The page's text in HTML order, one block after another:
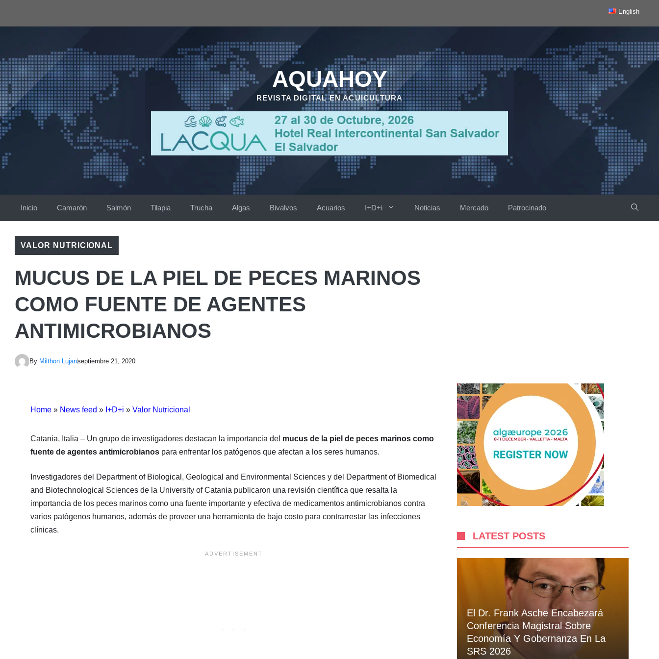
English
AQUAHOY
REVISTA DIGITAL EN ACUICULTURA
Inicio Camarón Salmón Tilapia Trucha Algas Bivalvos Acuarios I+D+i Noticias Mercado Patrocinado
VALOR NUTRICIONAL
MUCUS DE LA PIEL DE PECES MARINOS
COMO FUENTE DE AGENTES
ANTIMICROBIANOS
By Milthon Lujanseptiembre 21, 2020
Home » News feed » I+D+i » Valor Nutricional
Catania, Italia – Un grupo de investigadores destacan la importancia del mucus de la piel de peces marinos como
fuente de agentes antimicrobianos para enfrentar los patógenos que afectan a los seres humanos.
Investigadores del Department of Biological, Geological and Environmental Sciences y del Department of Biomedical
and Biotechnological Sciences de la University of Catania publicaron una revisión científica que resalta la
importancia de los peces marinos como una fuente importante y efectiva de medicamentos antimicrobianos contra
varios patógenos humanos, además de proveer una herramienta de bajo costo para contrarrestar las infecciones
clínicas.
LATEST POSTS
El Dr. Frank Asche Encabezará
Conferencia Magistral Sobre
Economía Y Gobernanza En La
SRS 2026